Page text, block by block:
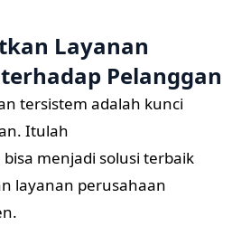
Layanan
Pelanggan
tersistem adalah kunci
Itulah
menjadi solusi terbaik
layanan perusahaan